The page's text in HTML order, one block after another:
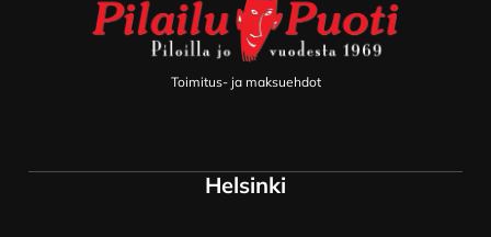
Toimitus- ja maksuehdot
Helsinki